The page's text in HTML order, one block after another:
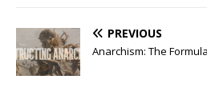
PREVIOUS
Anarchism: The